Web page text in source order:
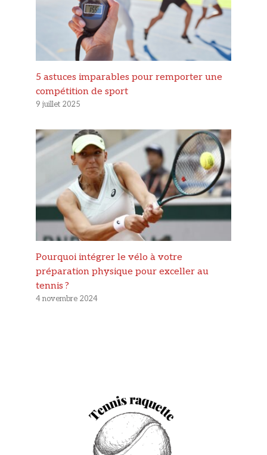
5 astuces imparables pour remporter une
compétition de sport
9 juillet 2025
Pourquoi intégrer le vélo à votre
préparation physique pour exceller au
tennis ?
4 novembre 2024